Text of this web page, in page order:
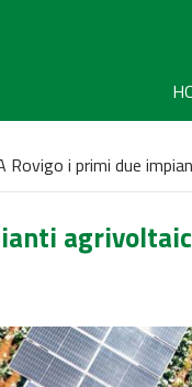
Rovigo i primi due